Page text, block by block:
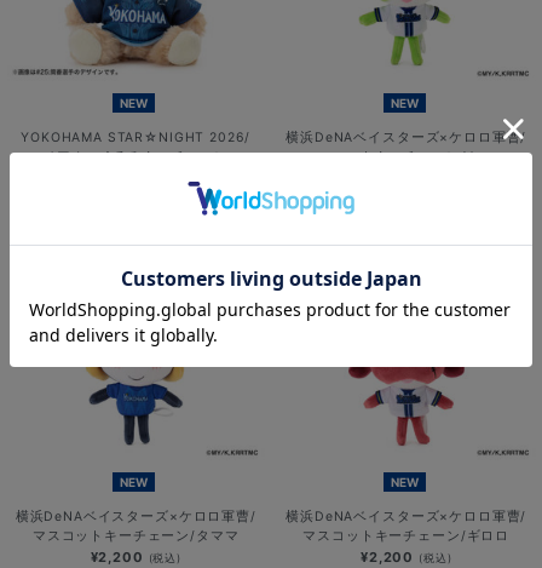
NEW
YOKOHAMA STAR☆NIGHT 2026/
ベアぬいぐるみキーチェーン
NEW
横浜DeNAベイスターズ×ケロロ軍曹/
マスコットキーチェーン/ケロロ
NEW
横浜DeNAベイスターズ×ケロロ軍曹/
マスコットキーチェーン/タママ
¥2,200 (税込)
NEW
横浜DeNAベイスターズ×ケロロ軍曹/
マスコットキーチェーン/ギロロ
¥2,200 (税込)